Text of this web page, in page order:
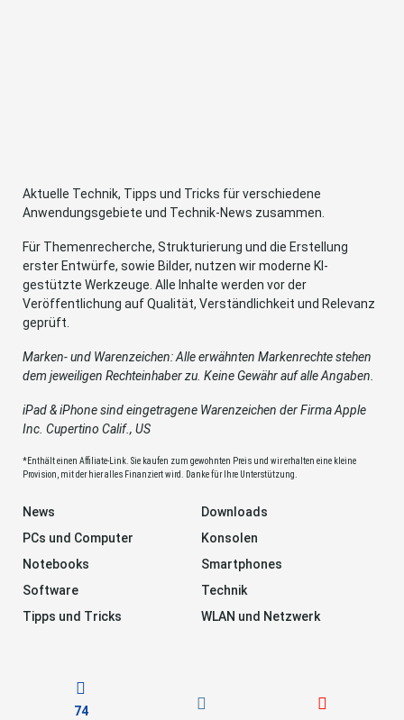
Aktuelle Technik, Tipps und Tricks für verschiedene
Anwendungsgebiete und Technik-News zusammen.
Für Themenrecherche, Strukturierung und die Erstellung
erster Entwürfe, sowie Bilder, nutzen wir moderne KI-
gestützte Werkzeuge. Alle Inhalte werden vor der
Veröffentlichung auf Qualität, Verständlichkeit und Relevanz
geprüft.
Marken- und Warenzeichen: Alle erwähnten Markenrechte stehen
dem jeweiligen Rechteinhaber zu. Keine Gewähr auf alle Angaben.
iPad & iPhone sind eingetragene Warenzeichen der Firma Apple
Inc. Cupertino Calif., US
*Enthält einen Affiliate-Link. Sie kaufen zum gewohnten Preis und wir erhalten eine kleine
Provision, mit der hier alles Finanziert wird. Danke für Ihre Unterstützung.
News
Downloads
PCs und Computer
Konsolen
Notebooks
Smartphones
Software
Technik
Tipps und Tricks
WLAN und Netzwerk
74